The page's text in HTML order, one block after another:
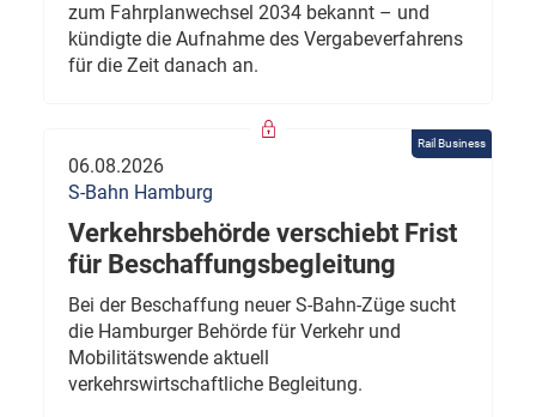
zum Fahrplanwechsel 2034 bekannt – und
kündigte die Aufnahme des Vergabeverfahrens
für die Zeit danach an.
Rail Business
06.08.2026
S-Bahn Hamburg
Verkehrsbehörde verschiebt Frist
für Beschaffungsbegleitung
Bei der Beschaffung neuer S-Bahn-Züge sucht
die Hamburger Behörde für Verkehr und
Mobilitätswende aktuell
verkehrswirtschaftliche Begleitung.